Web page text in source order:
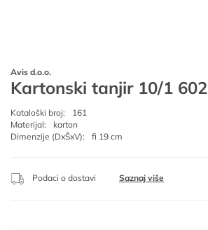
Avis d.o.o.
Kartonski tanjir 10/1 602
Kataloški broj:
161
Materijal:
karton
Dimenzije (DxŠxV):
fi 19 cm
Podaci o dostavi Saznaj više